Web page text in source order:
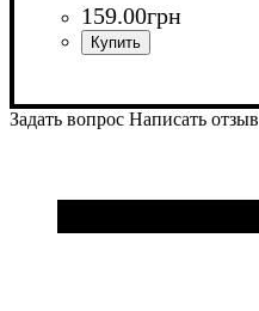
159.00грн
Задать вопрос Написать отзыв